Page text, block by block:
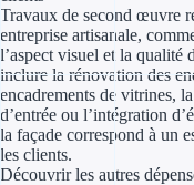
Travaux de second œuvre
entreprise artisanale,
l’aspect visuel et la qualité
inclure la rénovation des
encadrements de vitrines,
d’entrée ou l’intégration
la façade correspond à un
les clients.
Découvrir les autres